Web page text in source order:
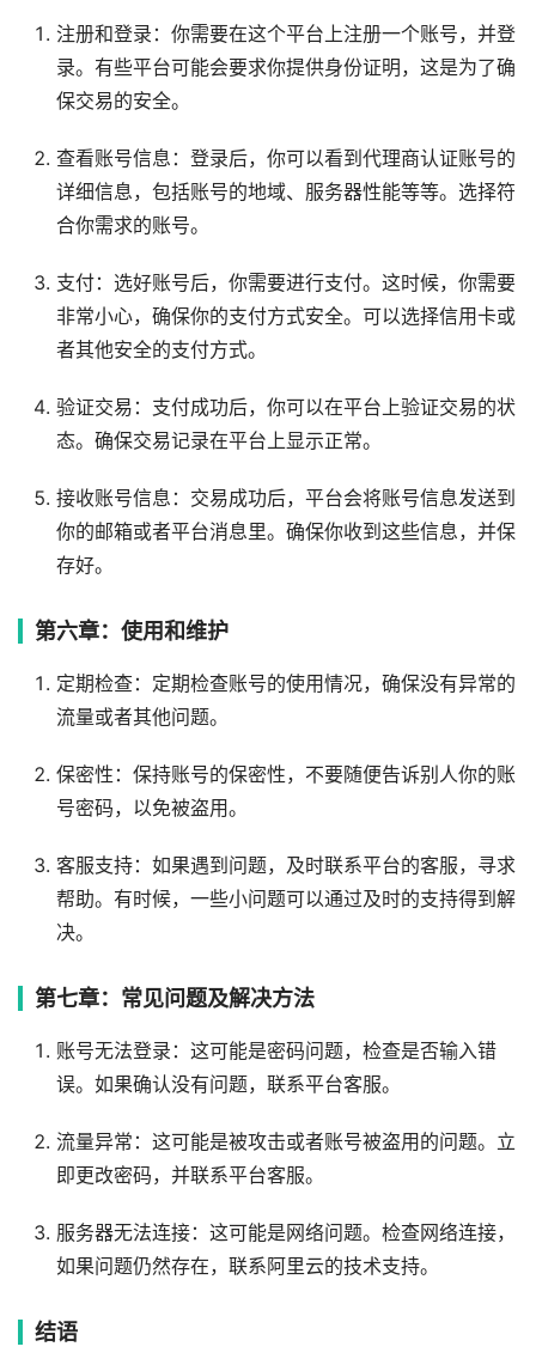
注册和登录：你需要在这个平台上注册一个账号，并登
录。有些平台可能会要求你提供身份证明，这是为了确
保交易的安全。
查看账号信息：登录后，你可以看到代理商认证账号的
详细信息，包括账号的地域、服务器性能等等。选择符
合你需求的账号。
支付：选好账号后，你需要进行支付。这时候，你需要
非常小心，确保你的支付方式安全。可以选择信用卡或
者其他安全的支付方式。
验证交易：支付成功后，你可以在平台上验证交易的状
态。确保交易记录在平台上显示正常。
接收账号信息：交易成功后，平台会将账号信息发送到
你的邮箱或者平台消息里。确保你收到这些信息，并保
存好。
第六章：使用和维护
定期检查：定期检查账号的使用情况，确保没有异常的
流量或者其他问题。
保密性：保持账号的保密性，不要随便告诉别人你的账
号密码，以免被盗用。
客服支持：如果遇到问题，及时联系平台的客服，寻求
帮助。有时候，一些小问题可以通过及时的支持得到解
决。
第七章：常见问题及解决方法
账号无法登录：这可能是密码问题，检查是否输入错
误。如果确认没有问题，联系平台客服。
流量异常：这可能是被攻击或者账号被盗用的问题。立
即更改密码，并联系平台客服。
服务器无法连接：这可能是网络问题。检查网络连接，
如果问题仍然存在，联系阿里云的技术支持。
结语